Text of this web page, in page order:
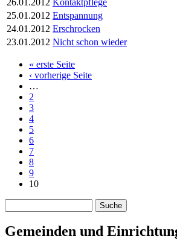
25.01.2012 Entspannung
24.01.2012 Erschrocken
23.01.2012 Nicht schon wieder
Seiten« erste Seite
‹ vorherige Seite
…
2
3
4
5
6
7
8
9
10
Gemeinden und